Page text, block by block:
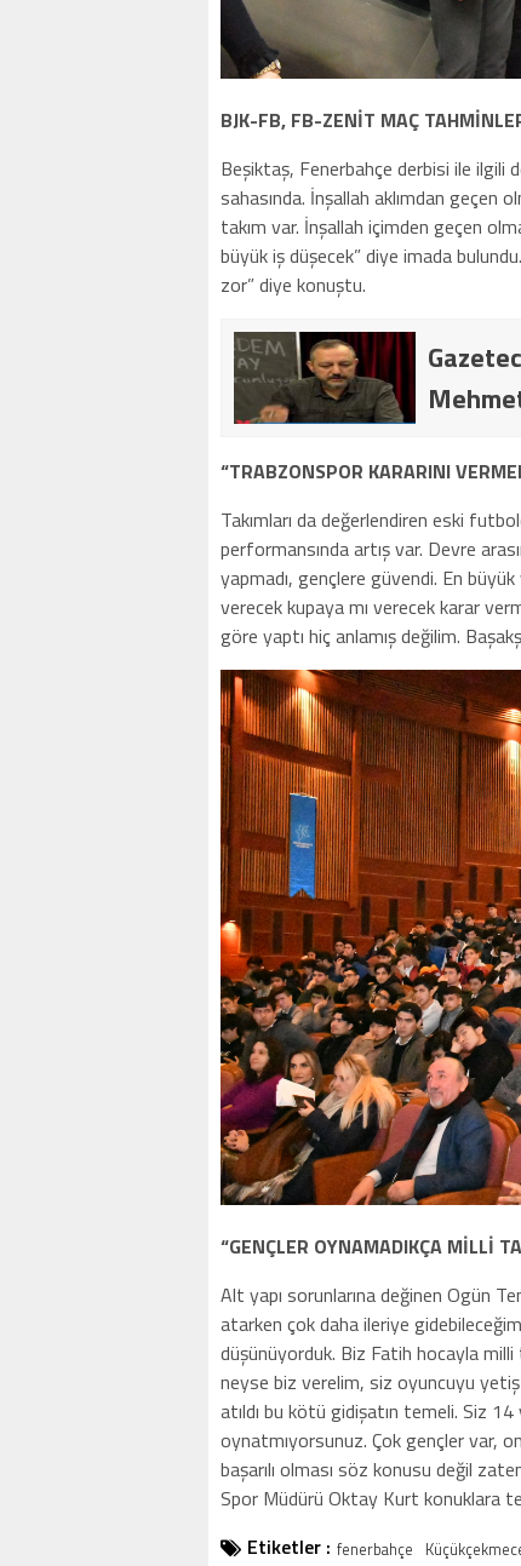
BJK-FB, FB-ZENİT MAÇ
Beşiktaş, Fenerbahçe derbisi ile ilgili
sahasında. İnşallah aklımdan geçen
takım var. İnşallah içimden geçen
büyük iş düşecek” diye imada
zor” diye konuştu.
“TRABZONSPOR KARARINI
Takımları da değerlendiren eski
performansında artış var. Devre
yapmadı, gençlere güvendi. En büyük
verecek kupaya mı verecek karar
göre yaptı hiç anlamış değilim.
“GENÇLER OYNAMADIKÇA MİLLİ
Alt yapı sorunlarına değinen Ogün
atarken çok daha ileriye
düşünüyorduk. Biz Fatih hocayla milli
neyse biz verelim, siz oyuncuyu
atıldı bu kötü gidişatın temeli. Siz
oynatmıyorsunuz. Çok gençler var,
başarılı olması söz konusu değil
Spor Müdürü Oktay Kurt konuklara
Etiketler : fenerbahçe